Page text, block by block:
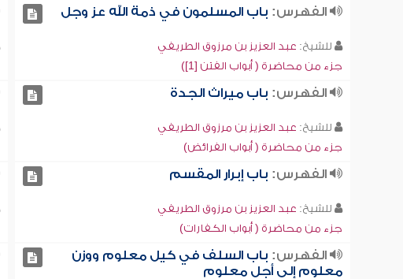
الفهرس: باب المسلمون في ذمة الله عز وجل
للشيخ: عبد العزيز بن مرزوق الطريفي
جزء من محاضرة ( أبواب الفتن [1])
الفهرس: باب ميراث الجدة
للشيخ: عبد العزيز بن مرزوق الطريفي
جزء من محاضرة ( أبواب الفرائض)
الفهرس: باب إبرار المقسم
للشيخ: عبد العزيز بن مرزوق الطريفي
جزء من محاضرة ( أبواب الكفارات)
الفهرس: باب السلف في كيل معلوم ووزن
معلوم إلى أجل معلوم